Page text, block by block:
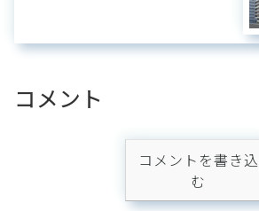
コメント
コメントを書き込
む